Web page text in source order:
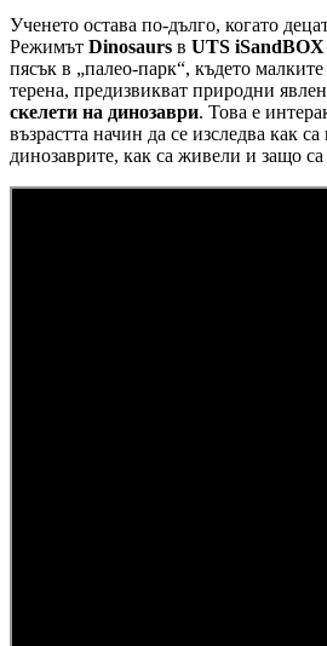
Ученето остава по-дълго, когато
Режимът Dinosaurs в UTS iSandBOX
пясък в „палео-парк“, където
терена, предизвикват природни
скелети на динозаври. Това е
възрастта начин да се изследва как
динозаврите, как са живели и защо са